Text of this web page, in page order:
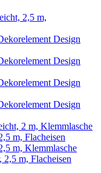
2,5 m,
Design
Design
Design
Design
2 m, Klemmlasche
m, Flacheisen
m, Klemmlasche
2,5 m, Flacheisen